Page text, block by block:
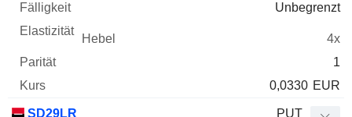
Unbegrenzt
4x
1
0,0330 EUR
SD29LR PUT